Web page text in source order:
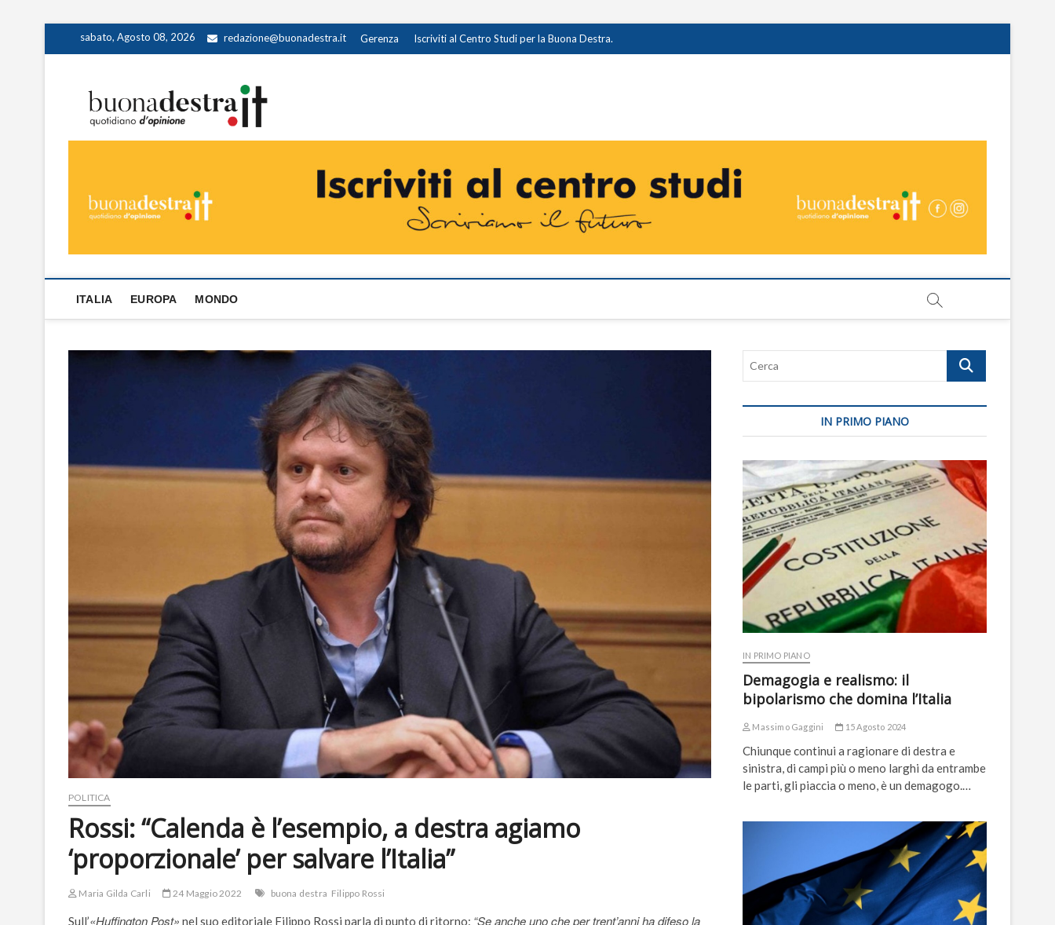
sabato, Agosto 08, 2026 redazione@buonadestra.it Gerenza Iscriviti al Centro Studi per la Buona Destra.
ITALIA EUROPA MONDO
POLITICA
Rossi: “Calenda è l’esempio, a destra agiamo
‘proporzionale’ per salvare l’Italia”
Maria Gilda Carli 24 Maggio 2022 buona destra Filippo Rossi
Sull’«Huffington Post» nel suo editoriale Filippo Rossi parla di punto di ritorno: “Se anche uno che per trent’anni ha difeso la
Cerca
IN PRIMO PIANO
IN PRIMO PIANO
Demagogia e realismo: il
bipolarismo che domina l’Italia
Massimo Gaggini 15 Agosto 2024
Chiunque continui a ragionare di destra e
sinistra, di campi più o meno larghi da entrambe
le parti, gli piaccia o meno, è un demagogo.…